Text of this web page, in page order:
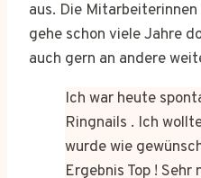
aus. Die
gehe schon viele Jahre
auch gern an andere
Ich war heute
Ringnails . Ich
wurde wie
Ergebnis Top !